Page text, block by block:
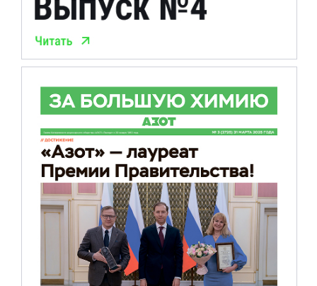
+7 (495) 136-37-97 adm@gk-azot.ru
Сделано вСМ
Акционерное общество Группа компаний «Азот»
осуществляет раскрытие информации эмитента
эмиссионных ценных бумаг в информационном ресурсе,
аккредитованным Банком России на проведение
действий по раскрытию информации о ценных бумагах и
об иных финансовых инструментах,по адресу в сети
Политика обработки персональных данных
Соглашение об обработке персональных данных